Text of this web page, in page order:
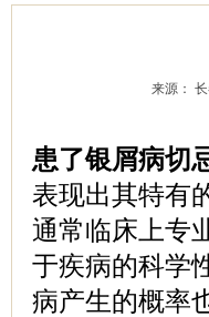
来源：
患了银屑病切
表现出其特有
通常临床上专
于疾病的科学
病产生的概率